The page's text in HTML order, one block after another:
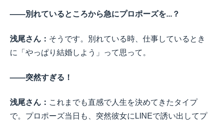
――別れているところから急にプロポーズを...？
浅尾さん： そうです。別れている時、仕事しているとき
に「やっぱり結婚しよう」って思って。
――突然すぎる！
浅尾さん： これまでも直感で人生を決めてきたタイプ
で。プロポーズ当日も、突然彼女にLINEで誘い出してプ